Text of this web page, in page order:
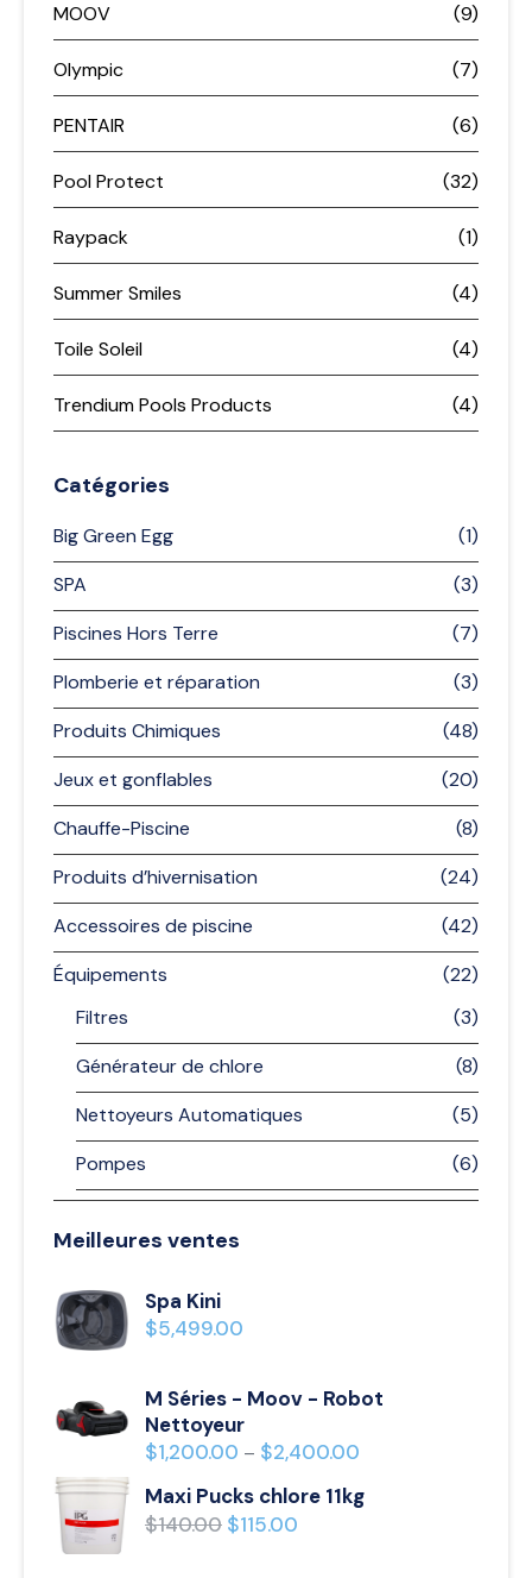
MOOV (9)
Olympic (7)
PENTAIR (6)
Pool Protect (32)
Raypack (1)
Summer Smiles (4)
Toile Soleil (4)
Trendium Pools Products (4)
Catégories
Big Green Egg
(1)
SPA
(3)
Piscines Hors Terre
(7)
Plomberie et réparation
(3)
Produits Chimiques
(48)
Jeux et gonflables
(20)
Chauffe-Piscine
(8)
Produits d’hivernisation
(24)
Accessoires de piscine
(42)
Équipements
(22)
Filtres
(3)
Générateur de chlore
(8)
Nettoyeurs Automatiques
(5)
Pompes
(6)
Meilleures ventes
Spa Kini
$5,499.00
M Séries - Moov - Robot
Nettoyeur
$1,200.00 – $2,400.00
Maxi Pucks chlore 11kg
$140.00 $115.00